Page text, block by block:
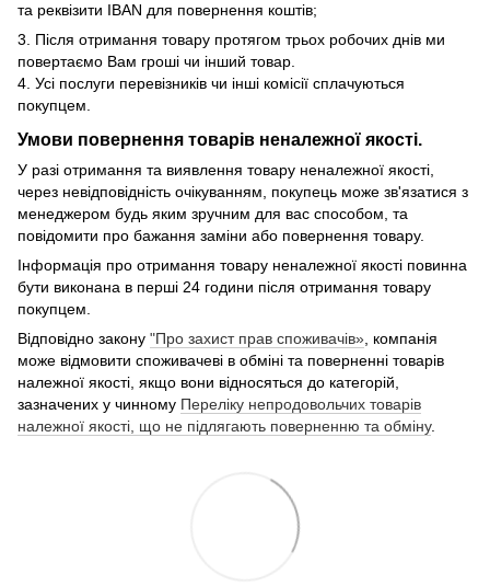
та реквізити IBAN для повернення коштів;
3. Після отримання товару протягом трьох робочих днів ми
повертаємо Вам гроші чи інший товар.
4. Усі послуги перевізників чи інші комісії сплачуються
покупцем.
Умови повернення товарів неналежної якості.
У разі отримання та виявлення товару неналежної якості,
через невідповідність очікуванням, покупець може зв'язатися з
менеджером будь яким зручним для вас способом, та
повідомити про бажання заміни або повернення товару.
Інформація про отримання товару неналежної якості повинна
бути виконана в перші 24 години після отримання товару
покупцем.
Відповідно закону "Про захист прав споживачів» , компанія
може відмовити споживачеві в обміні та поверненні товарів
належної якості, якщо вони відносяться до категорій,
зазначених у чинному Переліку непродовольчих товарів
належної якості, що не підлягають поверненню та обміну.